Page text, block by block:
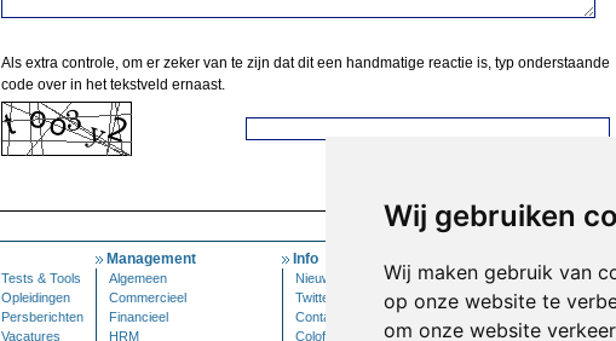
Wij gebruiken
Wij maken gebruik van
op onze website te
om onze website
Als extra controle, om er zeker van te zijn dat dit een handmatige reactie is, typ onderstaande
code over in het tekstveld ernaast.
Tests & Tools
Opleidingen
Persberichten
Vacatures
Management
Algemeen
Commercieel
Financieel
HRM
Info
Nieuwsbrief
Twitter
Contact
Colofon
Inloggen